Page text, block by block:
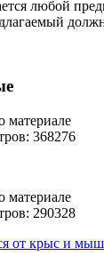
любой
материале
368276
материале
290328
от крыс и